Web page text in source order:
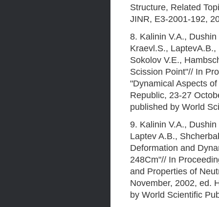
Structure, Related
JINR, E3-2001-192,
8. Kalinin V.A.,
Kraevl.S.,
Sokolov V.E.,
Scission Point"// In
"Dynamical Aspects
Republic, 23-27
published by World
9. Kalinin V.A.,
Laptev A.B.,
Deformation and
248Cm"// In
and Properties of
November, 2002, ed.
by World Scientific